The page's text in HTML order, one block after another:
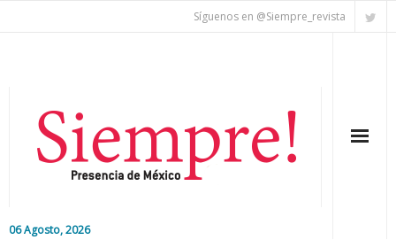
Síguenos en @Siempre_revista
06 Agosto, 2026